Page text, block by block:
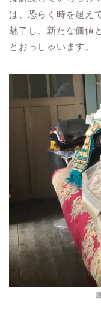
は、恐らく時を超え
魅了し、新たな価値
とおっしゃいます。